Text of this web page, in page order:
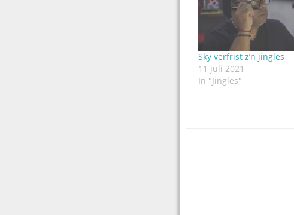
Sky verfrist z’n jingles
11 juli 2021
In "Jingles"